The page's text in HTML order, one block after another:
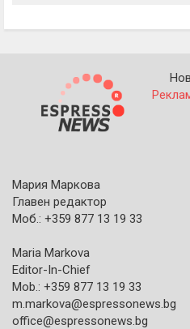
Мария Маркова
Главен редактор
Моб.: +359 877 13 19 33
Maria Markova
Editor-In-Chief
Mob.: +359 877 13 19 33
m.markova@espressonews.bg
office@espressonews.bg